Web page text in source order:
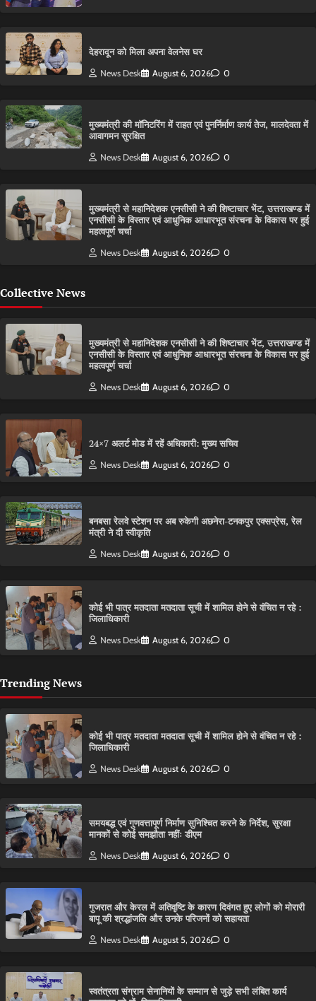
देहरादून को मिला अपना वेलनेस घर
News Desk August 6, 2026 0
मुख्यमंत्री की मॉनिटरिंग में राहत एवं पुनर्निर्माण कार्य तेज, मालदेवता में
आवागमन सुरक्षित
News Desk August 6, 2026 0
मुख्यमंत्री से महानिदेशक एनसीसी ने की शिष्टाचार भेंट, उत्तराखण्ड में
एनसीसी के विस्तार एवं आधुनिक आधारभूत संरचना के विकास पर हुई
महत्वपूर्ण चर्चा
News Desk August 6, 2026 0
Collective News
मुख्यमंत्री से महानिदेशक एनसीसी ने की शिष्टाचार भेंट, उत्तराखण्ड में
एनसीसी के विस्तार एवं आधुनिक आधारभूत संरचना के विकास पर हुई
महत्वपूर्ण चर्चा
News Desk August 6, 2026 0
24×7 अलर्ट मोड में रहें अधिकारी: मुख्य सचिव
News Desk August 6, 2026 0
बनबसा रेलवे स्टेशन पर अब रुकेगी अछनेरा-टनकपुर एक्सप्रेस, रेल
मंत्री ने दी स्वीकृति
News Desk August 6, 2026 0
कोई भी पात्र मतदाता मतदाता सूची में शामिल होने से वंचित न रहे :
जिलाधिकारी
News Desk August 6, 2026 0
Trending News
कोई भी पात्र मतदाता मतदाता सूची में शामिल होने से वंचित न रहे :
जिलाधिकारी
News Desk August 6, 2026 0
समयबद्ध एवं गुणवत्तापूर्ण निर्माण सुनिश्चित करने के निर्देश, सुरक्षा
मानकों से कोई समझौता नहींः डीएम
News Desk August 6, 2026 0
गुजरात और केरल में अतिवृष्टि के कारण दिवंगत हुए लोगों को मोरारी
बापू की श्रद्धांजलि और उनके परिजनों को सहायता
News Desk August 5, 2026 0
स्वतंत्रता संग्राम सेनानियों के सम्मान से जुड़े सभी लंबित कार्य